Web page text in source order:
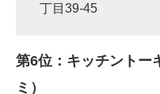
丁目39-45
第6位：キッチントー
ミ）